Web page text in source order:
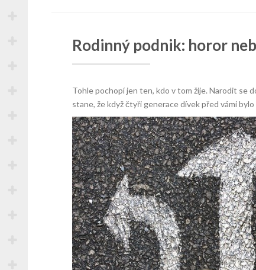
Rodinný podnik: horor
Tohle pochopí jen ten, kdo v tom žije. Narodit se
stane, že když čtyři generace dívek před vámi